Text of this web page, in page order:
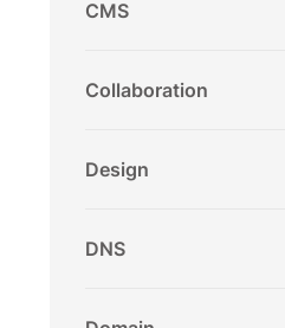
CMS
Collaboration
Design
DNS